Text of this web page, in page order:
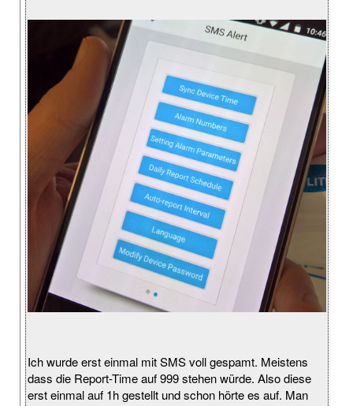
Ich wurde erst einmal mit SMS voll gespamt. Meistens
dass die Report-Time auf 999 stehen würde. Also diese
erst einmal auf 1h gestellt und schon hörte es auf. Man